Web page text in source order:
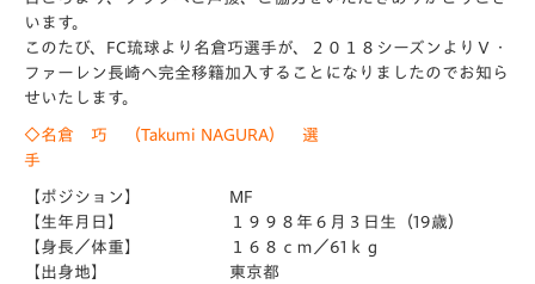
います。
このたび、FC琉球より名倉巧選手が、２０１８シーズンよりＶ・
ファーレン長崎へ完全移籍加入することになりましたのでお知ら
せいたします。
◇名倉 巧 （Takumi NAGURA） 選
手
【ポジション】 MF
【生年月日】 １９９８年６月３日生（19歳）
【身長／体重】 １６８ｃｍ／61ｋｇ
【出身地】 東京都